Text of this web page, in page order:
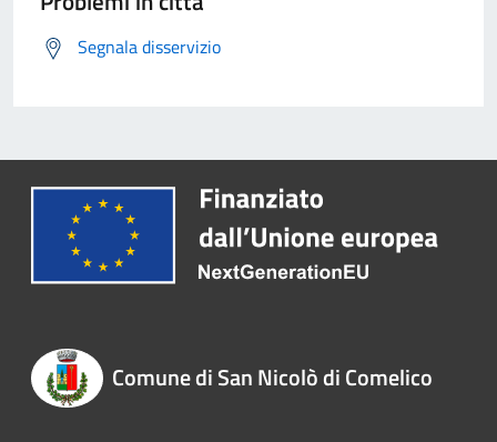
Segnala disservizio
Comune di San Nicolò di Comelico